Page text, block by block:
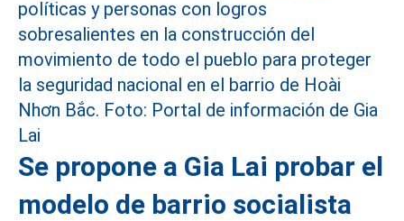
Se propone a Gia Lai probar el
modelo de barrio socialista